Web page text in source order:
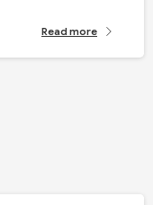
Read more